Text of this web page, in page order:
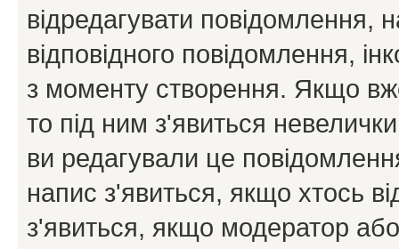
відредагувати повідомлення,
відповідного повідомлення,
з моменту створення. Якщо
то під ним з'явиться
ви редагували це
напис з'явиться, якщо хтось
з'явиться, якщо модератор